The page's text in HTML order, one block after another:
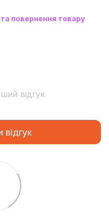
повернення товару
відгук
відгук